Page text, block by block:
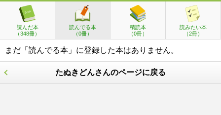
読んだ本
（348冊）
読んでる本
（0冊）
積読本
（0冊）
読みたい本
（2冊）
まだ「読んでる本」に登録した本はありません。
たぬきどんさんのページに戻る